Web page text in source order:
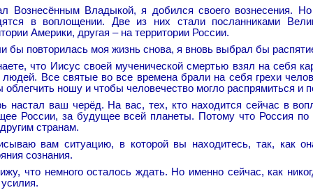
Вознесённым Владыкой, я добился своего вознесения.
в воплощении. Две из них стали посланниками
Америки, другая – на территории России.
бы повторилась моя жизнь снова, я вновь выбрал бы
что Иисус своей мученической смертью взял на себя
людей. Все святые во все времена брали на себя грехи
облегчить ношу и чтобы человечество могло распрямиться и
настал ваш черёд. На вас, тех, кто находится сейчас в
России, за будущее всей планеты. Потому что Россия по
странам.
вам ситуацию, в которой вы находитесь, так, как
сознания.
что немного осталось ждать. Но именно сейчас, как